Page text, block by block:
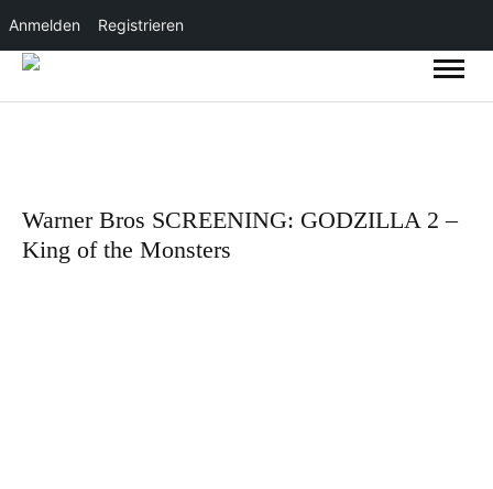
Anmelden Registrieren
Warner Bros SCREENING: GODZILLA 2 –
King of the Monsters